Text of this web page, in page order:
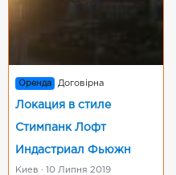
Оренда Договірна
Локация в стиле
Стимпанк Лофт
Индастриал Фьюжн
Киев · 10 Липня 2019